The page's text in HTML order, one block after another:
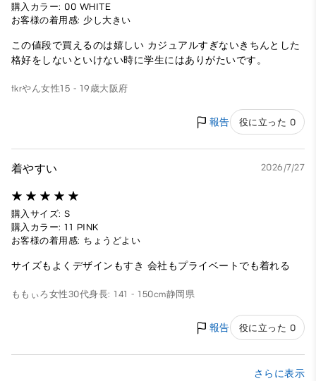
購入カラー: 00 WHITE
お客様の着用感: 少し大きい
この値段で買えるのは嬉しい カジュアルすぎないきちんとした
格好をしないといけない時に学生にはありがたいです。
tkrやん女性15 - 19歳大阪府
報告 役に立った 0
着やすい 2026/7/27
購入サイズ: S
購入カラー: 11 PINK
お客様の着用感: ちょうどよい
サイズもよくデザインもすき 会社もプライベートでも着れる
ももぃろ 女性30代身長: 141 - 150cm静岡県
報告 役に立った 0
さらに表示